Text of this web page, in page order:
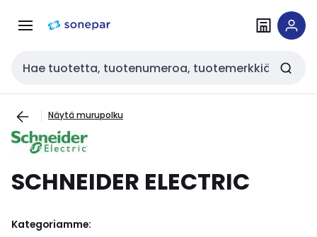
navigointiinsisältöön
Haku
Näytä murupolku
SCHNEIDER ELECTRIC
Kategoriamme: